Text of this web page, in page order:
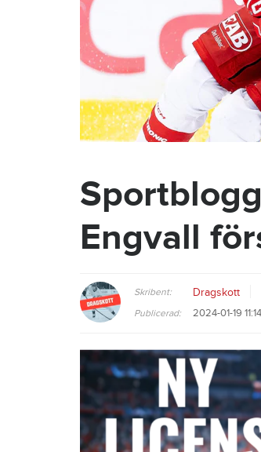
Engvall
Skribent: Dragskott
Publicerad: 2024-01-19 11:14